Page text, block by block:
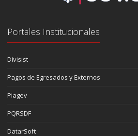
Portales Institucionales
Divisist
Pagos de Egresados y Externos
Piagev
PQRSDF
DatarSoft